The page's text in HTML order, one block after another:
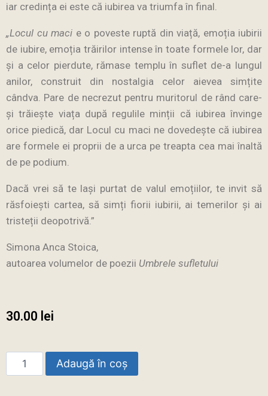
iar credința ei este că iubirea va triumfa în final.
„Locul cu maci e o poveste ruptă din viață, emoția iubirii
de iubire, emoția trăirilor intense în toate formele lor, dar
și a celor pierdute, rămase templu în suflet de-a lungul
anilor, construit din nostalgia celor aievea simțite
cândva. Pare de necrezut pentru muritorul de rând care-
și trăiește viața după regulile minții că iubirea învinge
orice piedică, dar Locul cu maci ne dovedește că iubirea
are formele ei proprii de a urca pe treapta cea mai înaltă
de pe podium.
Dacă vrei să te lași purtat de valul emoțiilor, te invit să
răsfoiești cartea, să simți fiorii iubirii, ai temerilor și ai
tristeții deopotrivă.”
Simona Anca Stoica,
autoarea volumelor de poezii Umbrele sufletului
30.00 lei
Adaugă în coș